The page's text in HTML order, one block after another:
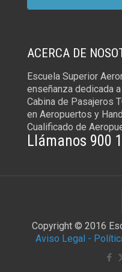
ACERCA DE
Escuela Superior
enseñanza dedicada
Cabina de Pasajeros
en Aeropuertos y
Cualificado de
Llámanos 900
Copyright © 2016
Aviso Legal -